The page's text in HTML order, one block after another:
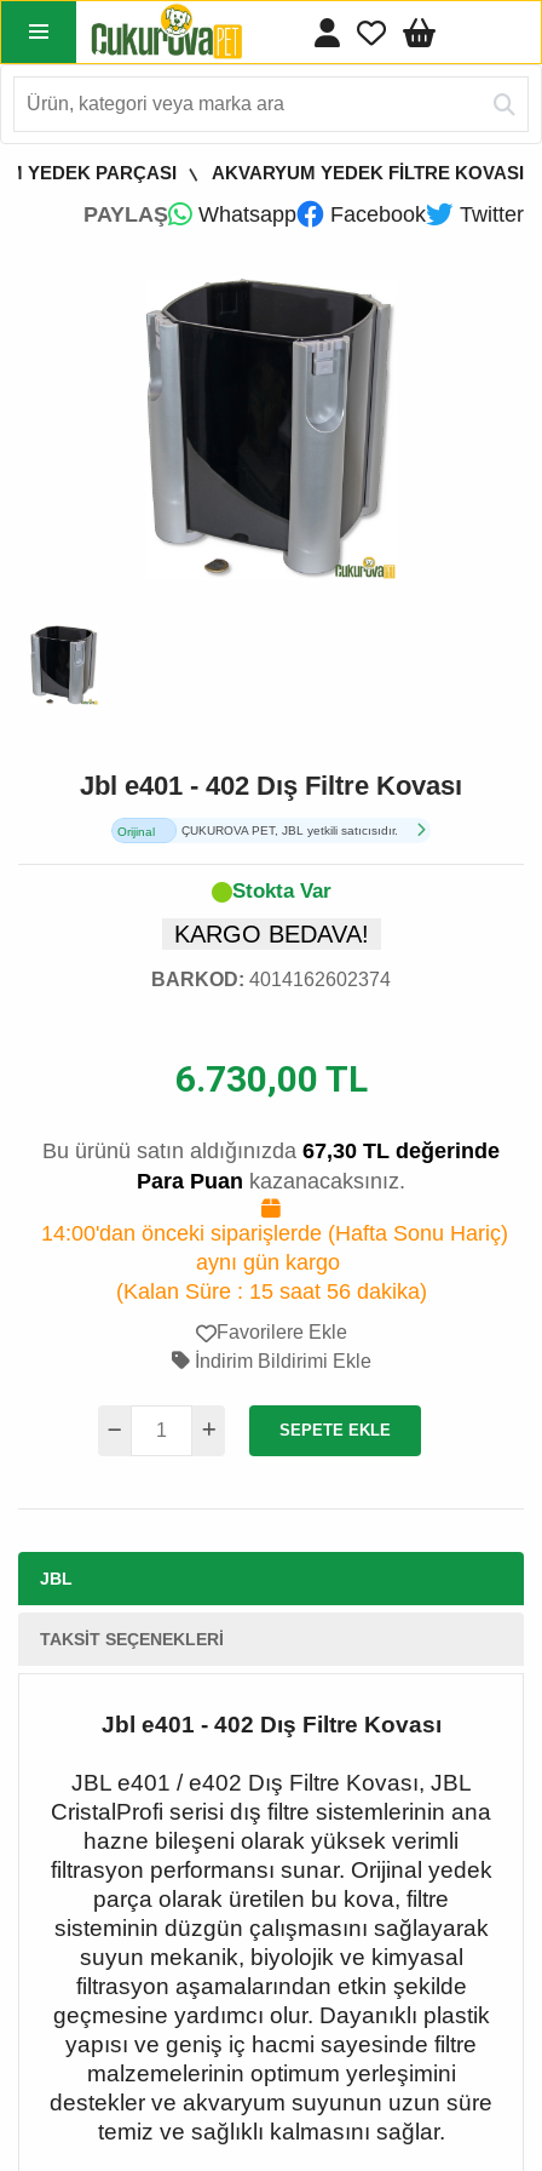
YEDEK PARÇASI AKVARYUM YEDEK FİLTRE KOVASI
PAYLAŞ Whatsapp Facebook Twitter
Jbl e401 - 402 Dış Filtre Kovası
Orijinal
ÇUKUROVA PET, JBL yetkili satıcısıdır.
Stokta Var
KARGO BEDAVA!
BARKOD: 4014162602374
6.730,00 TL
Bu ürünü satın aldığınızda 67,30 TL değerinde
Para Puan kazanacaksınız.
14:00'dan önceki siparişlerde (Hafta Sonu Hariç)
aynı gün kargo
(Kalan Süre : 15 saat 56 dakika)
Favorilere Ekle
İndirim Bildirimi Ekle
SEPETE EKLE
JBL
TAKSIT SEÇENEKLERI
Jbl e401 - 402 Dış Filtre Kovası
JBL e401 / e402 Dış Filtre Kovası, JBL
CristalProfi serisi dış filtre sistemlerinin ana
hazne bileşeni olarak yüksek verimli
filtrasyon performansı sunar. Orijinal yedek
parça olarak üretilen bu kova, filtre
sisteminin düzgün çalışmasını sağlayarak
suyun mekanik, biyolojik ve kimyasal
filtrasyon aşamalarından etkin şekilde
geçmesine yardımcı olur. Dayanıklı plastik
yapısı ve geniş iç hacmi sayesinde filtre
malzemelerinin optimum yerleşimini
destekler ve akvaryum suyunun uzun süre
temiz ve sağlıklı kalmasını sağlar.